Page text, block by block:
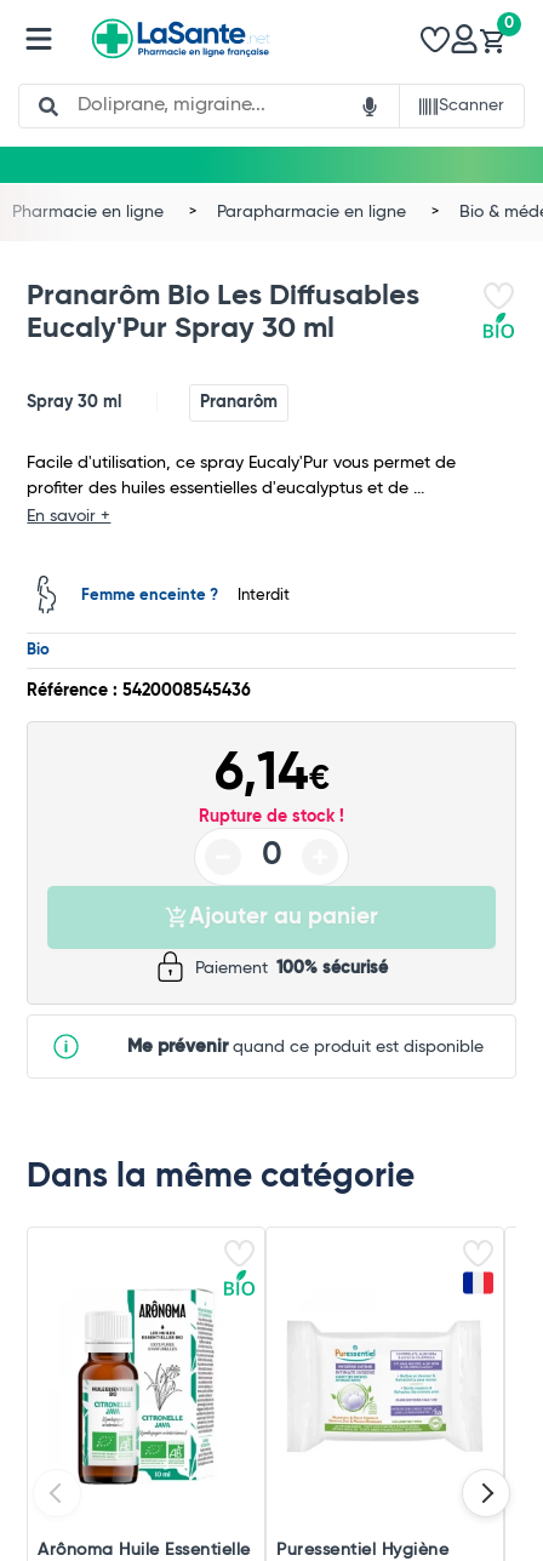
Search
Scanner
0
Total
Pharmacie en ligne Parapharmacie en ligne Bio &
Pranarôm Bio Les Diffusables
Eucaly'Pur Spray 30 ml
Spray 30 ml Pranarôm
Facile d'utilisation, ce spray Eucaly'Pur vous permet de
profiter des huiles essentielles d'eucalyptus et de ...
En savoir +
Femme enceinte ? Interdit
Bio
Référence : 5420008545436
6,14€
Rupture de stock !
Ajouter au panier
Paiement 100% sécurisé
Me prévenirquand ce produit est disponible
Dans la même catégorie
Arônoma Huile Essentielle
Puressentiel Hygiène